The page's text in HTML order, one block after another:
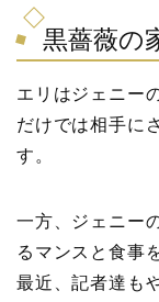
黒薔薇の
エリはジェニー
だけでは相手に
す。
一方、ジェニー
るマンスと食事
最近、記者達も